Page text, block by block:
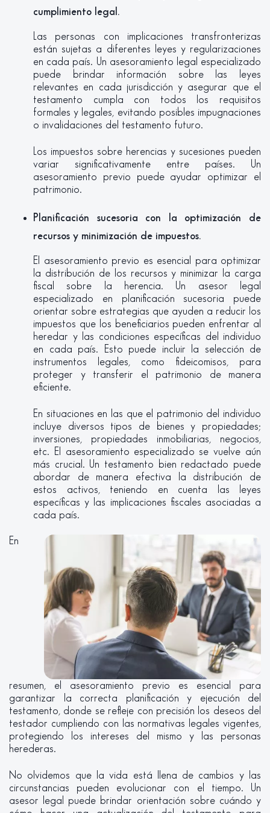
cumplimiento legal.
Las personas con implicaciones transfronterizas
están sujetas a diferentes leyes y regularizaciones
en cada país. Un asesoramiento legal especializado
puede brindar información sobre las leyes
relevantes en cada jurisdicción y asegurar que el
testamento cumpla con todos los requisitos
formales y legales, evitando posibles impugnaciones
o invalidaciones del testamento futuro.
Los impuestos sobre herencias y sucesiones pueden
variar significativamente entre países. Un
asesoramiento previo puede ayudar optimizar el
patrimonio.
Planificación sucesoria con la optimización de
recursos y minimización de impuestos.
El asesoramiento previo es esencial para optimizar
la distribución de los recursos y minimizar la carga
fiscal sobre la herencia. Un asesor legal
especializado en planificación sucesoria puede
orientar sobre estrategias que ayuden a reducir los
impuestos que los beneficiarios pueden enfrentar al
heredar y las condiciones específicas del individuo
en cada país. Esto puede incluir la selección de
instrumentos legales, como fideicomisos, para
proteger y transferir el patrimonio de manera
eficiente.
En situaciones en las que el patrimonio del individuo
incluye diversos tipos de bienes y propiedades;
inversiones, propiedades inmobiliarias, negocios,
etc. El asesoramiento especializado se vuelve aún
más crucial. Un testamento bien redactado puede
abordar de manera efectiva la distribución de
estos activos, teniendo en cuenta las leyes
específicas y las implicaciones fiscales asociadas a
cada país.
En
resumen, el asesoramiento previo es esencial para
garantizar la correcta planificación y ejecución del
testamento, donde se refleje con precisión los deseos del
testador cumpliendo con las normativas legales vigentes,
protegiendo los intereses del mismo y las personas
herederas.
No olvidemos que la vida está llena de cambios y las
circunstancias pueden evolucionar con el tiempo. Un
asesor legal puede brindar orientación sobre cuándo y